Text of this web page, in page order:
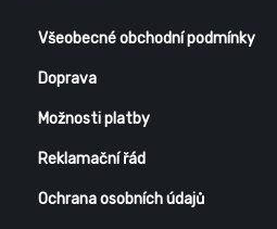
Všeobecné obchodní podmínky
Doprava
Možnosti platby
Reklamační řád
Ochrana osobních údajů